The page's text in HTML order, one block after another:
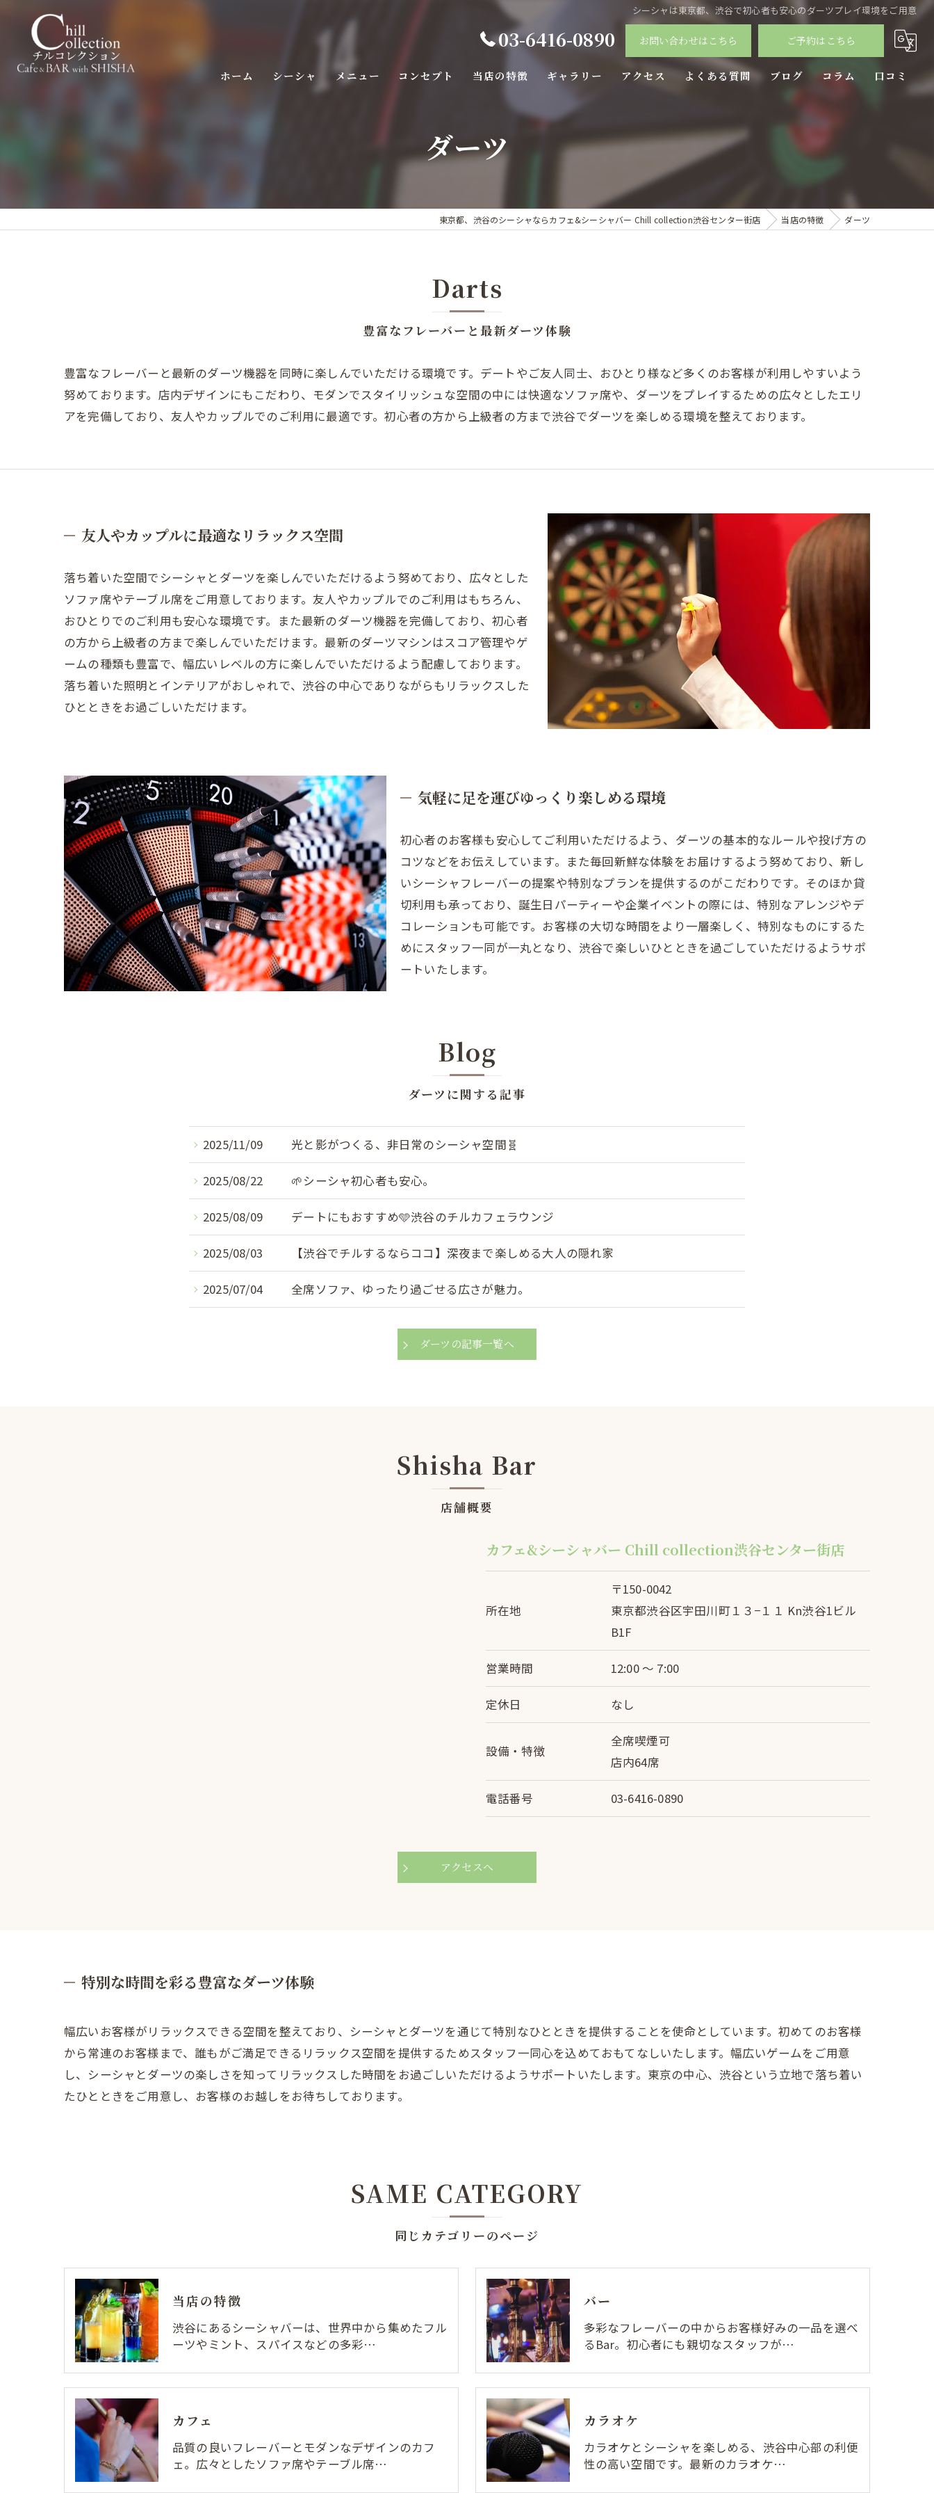
シーシャは東京都、渋谷で初心者も安心のダーツプレイ環境をご用意
03-6416-0890 お問い合わせはこちら ご予約はこちら
ホーム シーシャ メニュー コンセプト 当店の特徴
カフェ
デート
ギャラリー アクセス よくある質問 ブログ コラム 口コミ
ダーツ
東京都、渋谷のシーシャならカフェ&シーシャバー Chill collection渋谷センター街店 当店の特徴 ダーツ
豊富なフレーバーと最新ダーツ体験
Darts
豊富なフレーバーと最新のダーツ機器を同時に楽しんでいただける環境です。デートやご友人同士、おひとり様など多くのお客様が利用しやすいよう
努めております。店内デザインにもこだわり、モダンでスタイリッシュな空間の中には快適なソファ席や、ダーツをプレイするための広々としたエリ
アを完備しており、友人やカップルでのご利用に最適です。初心者の方から上級者の方まで渋谷でダーツを楽しめる環境を整えております。
友人やカップルに最適なリラックス空間
落ち着いた空間でシーシャとダーツを楽しんでいただけるよう努めており、広々とした
ソファ席やテーブル席をご用意しております。友人やカップルでのご利用はもちろん、
おひとりでのご利用も安心な環境です。また最新のダーツ機器を完備しており、初心者
の方から上級者の方まで楽しんでいただけます。最新のダーツマシンはスコア管理やゲ
ームの種類も豊富で、幅広いレベルの方に楽しんでいただけるよう配慮しております。
落ち着いた照明とインテリアがおしゃれで、渋谷の中心でありながらもリラックスした
ひとときをお過ごしいただけます。
気軽に足を運びゆっくり楽しめる環境
初心者のお客様も安心してご利用いただけるよう、ダーツの基本的なルールや投げ方の
コツなどをお伝えしています。また毎回新鮮な体験をお届けするよう努めており、新し
いシーシャフレーバーの提案や特別なプランを提供するのがこだわりです。そのほか貸
切利用も承っており、誕生日パーティーや企業イベントの際には、特別なアレンジやデ
コレーションも可能です。お客様の大切な時間をより一層楽しく、特別なものにするた
めにスタッフ一同が一丸となり、渋谷で楽しいひとときを過ごしていただけるようサポ
ートいたします。
Blog
ダーツに関する記事
2025/11/09 光と影がつくる、非日常のシーシャ空間🧬
2025/08/22 🌱シーシャ初心者も安心。
2025/08/09 デートにもおすすめ🩵渋谷のチルカフェラウンジ
2025/08/03 【渋谷でチルするならココ】深夜まで楽しめる大人の隠れ家
2025/07/04 全席ソファ、ゆったり過ごせる広さが魅力。
ダーツの記事一覧へ
Shisha Bar
店舗概要
カフェ&シーシャバー Chill collection渋谷センター街店
所在地
〒150-0042
東京都渋谷区宇田川町１３−１１ Kn渋谷1ビル
B1F
営業時間 12:00 〜 7:00
定休日 なし
設備・特徴
全席喫煙可
店内64席
電話番号 03-6416-0890
アクセスへ
特別な時間を彩る豊富なダーツ体験
幅広いお客様がリラックスできる空間を整えており、シーシャとダーツを通じて特別なひとときを提供することを使命としています。初めてのお客様
から常連のお客様まで、誰もがご満足できるリラックス空間を提供するためスタッフ一同心を込めておもてなしいたします。幅広いゲームをご用意
し、シーシャとダーツの楽しさを知ってリラックスした時間をお過ごしいただけるようサポートいたします。東京の中心、渋谷という立地で落ち着い
たひとときをご用意し、お客様のお越しをお待ちしております。
同じカテゴリーのページ
SAME CATEGORY
当店の特徴
渋谷にあるシーシャバーは、世界中から集めたフル
ーツやミント、スパイスなどの多彩…
バー
多彩なフレーバーの中からお客様好みの一品を選べ
るBar。初心者にも親切なスタッフが…
カフェ
品質の良いフレーバーとモダンなデザインのカフ
ェ。広々としたソファ席やテーブル席…
カラオケ
カラオケとシーシャを楽しめる、渋谷中心部の利便
性の高い空間です。最新のカラオケ…